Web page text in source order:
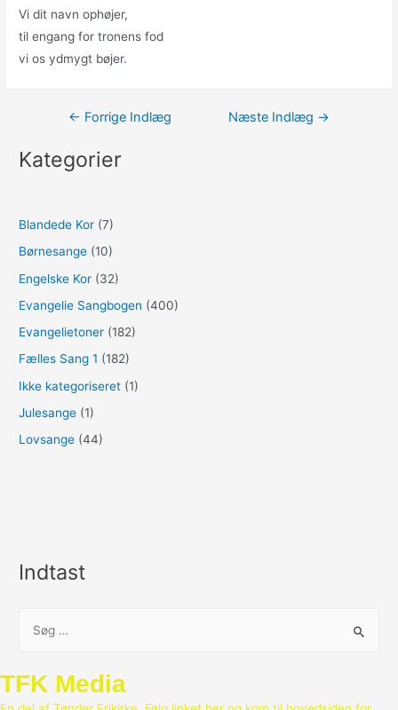
Vi dit navn ophøjer,
til engang for tronens fod
vi os ydmygt bøjer.
Indlægsnavigation
← Forrige Indlæg Næste Indlæg →
Kategorier
Blandede Kor (7)
Børnesange (10)
Engelske Kor (32)
Evangelie Sangbogen (400)
Evangelietoner (182)
Fælles Sang 1 (182)
Ikke kategoriseret (1)
Julesange (1)
Lovsange (44)
Indtast
e
TFK Media